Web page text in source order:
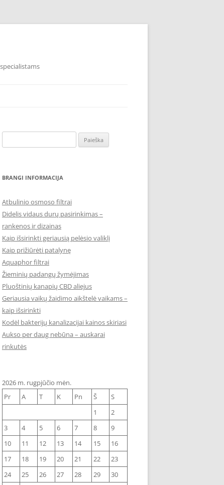
BRANGI INFORMACIJA
Atbulinio osmoso filtrai
Didelis vidaus durų pasirinkimas –
rankenos ir dizainas
Kaip išsirinkti geriausią pelėsio valiklį
Kaip prižiūrėti patalynę
Aquaphor filtrai
Žieminių padangų žymėjimas
Pluoštinių kanapių CBD aliejus
Geriausia vaikų žaidimo aikštelė vaikams –
kaip išsirinkti
Kodėl bakterijų kanalizacijai kainos skiriasi
Aukso per daug nebūna – auskarai
rinkutės
2026 m. rugpjūčio mėn.
Pr
A T K Pn Š
S
1
2
3
4 5 6 7 8
9
10
11 12 13 14 15
16
17
18 19 20 21 22
23
24
25 26 27 28 29
30